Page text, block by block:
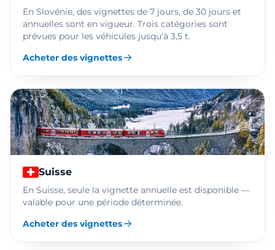
En Slovénie, des vignettes de 7 jours, de 30 jours et
annuelles sont en vigueur. Trois catégories sont
prévues pour les véhicules jusqu'à 3,5 t.
Acheter des vignettes
Suisse
En Suisse, seule la vignette annuelle est disponible —
valable pour une période déterminée.
Acheter des vignettes